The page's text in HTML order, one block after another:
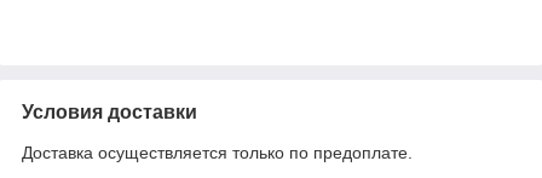
Условия доставки
Доставка осуществляется только по предоплате.